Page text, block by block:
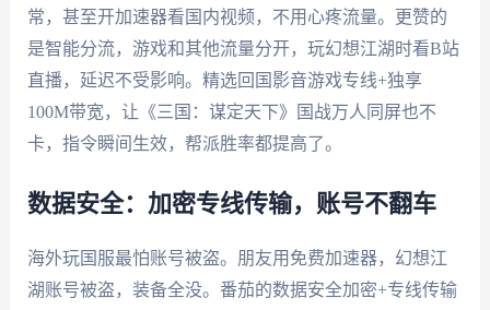
常，甚至开加速器看国内视频，不用心疼流量。更赞的
是智能分流，游戏和其他流量分开，玩幻想江湖时看B站
直播，延迟不受影响。精选回国影音游戏专线+独享
100M带宽，让《三国：谋定天下》国战万人同屏也不
卡，指令瞬间生效，帮派胜率都提高了。
数据安全：加密专线传输，账号不翻车
海外玩国服最怕账号被盗。朋友用免费加速器，幻想江
湖账号被盗，装备全没。番茄的数据安全加密+专线传输